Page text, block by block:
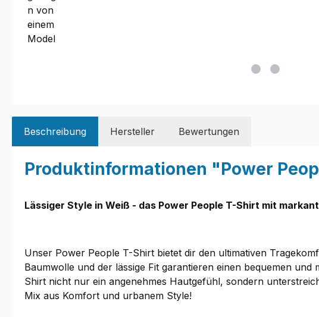
Beschreibung Hersteller Bewertungen
Produktinformationen "Power
Lässiger Style in Weiß - das Power People T-Shirt mit
Unser Power People T-Shirt bietet dir den ultimativen
Baumwolle und der lässige Fit garantieren einen bequemen
Shirt nicht nur ein angenehmes Hautgefühl, sondern
Mix aus Komfort und urbanem Style!